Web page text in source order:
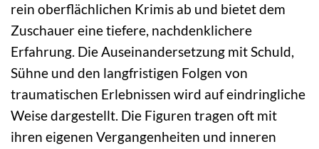
rein oberflächlichen Krimis ab und bietet dem
Zuschauer eine tiefere, nachdenklichere
Erfahrung. Die Auseinandersetzung mit Schuld,
Sühne und den langfristigen Folgen von
traumatischen Erlebnissen wird auf eindringliche
Weise dargestellt. Die Figuren tragen oft mit
ihren eigenen Vergangenheiten und inneren